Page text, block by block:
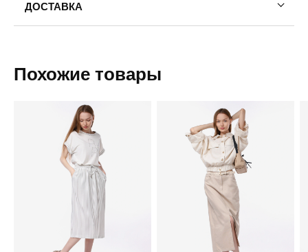
до 21:00
8 (958) 872-02-01
ДОСТАВКА
Пермь — бесплатно
Доставка в другие города
Похожие товары